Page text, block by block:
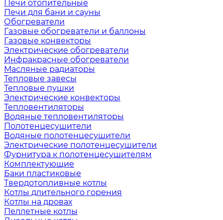
Печи отопительные
Печи для бани и сауны
Обогреватели
Газовые обогреватели и баллоны
Газовые конвекторы
Электрические обогреватели
Инфракрасные обогреватели
Масляные радиаторы
Тепловые завесы
Тепловые пушки
Электрические конвекторы
Тепловентиляторы
Водяные тепловентиляторы
Полотенцесушители
Водяные полотенцесушители
Электрические полотенцесушители
Фурнитура к полотенцесушителям
Комплектующие
Баки пластиковые
Твердотопливные котлы
Котлы длительного горения
Котлы на дровах
Пеллетные котлы